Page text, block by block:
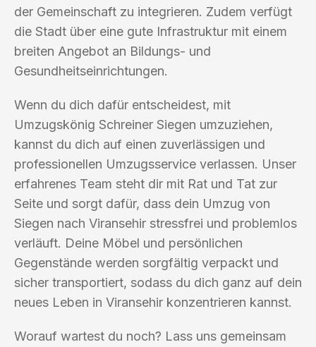
der Gemeinschaft zu integrieren. Zudem verfügt
die Stadt über eine gute Infrastruktur mit einem
breiten Angebot an Bildungs- und
Gesundheitseinrichtungen.
Wenn du dich dafür entscheidest, mit
Umzugskönig Schreiner Siegen umzuziehen,
kannst du dich auf einen zuverlässigen und
professionellen Umzugsservice verlassen. Unser
erfahrenes Team steht dir mit Rat und Tat zur
Seite und sorgt dafür, dass dein Umzug von
Siegen nach Viransehir stressfrei und problemlos
verläuft. Deine Möbel und persönlichen
Gegenstände werden sorgfältig verpackt und
sicher transportiert, sodass du dich ganz auf dein
neues Leben in Viransehir konzentrieren kannst.
Worauf wartest du noch? Lass uns gemeinsam